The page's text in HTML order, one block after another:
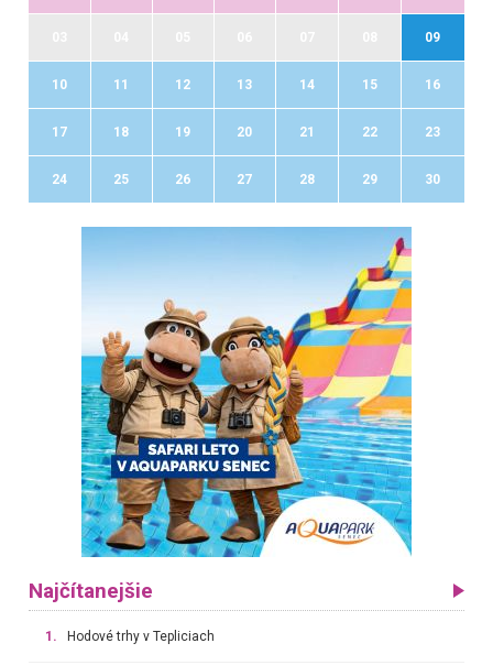
09
10 11 12 13 14 15 16
17 18 19 20 21 22 23
24 25 26 27 28 29 30
Najčítanejšie
1. Hodové trhy v Tepliciach